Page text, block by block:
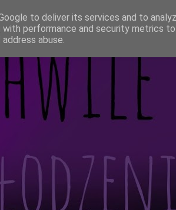
to deliver its services and to
with performance and security metrics
abuse.